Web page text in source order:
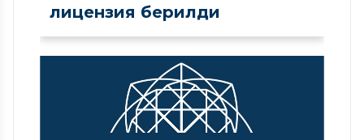
лицензия берилди